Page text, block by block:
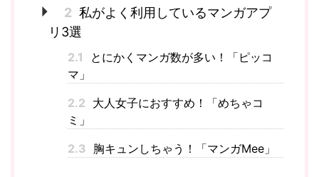
2 私がよく利用しているマンガアプ
リ3選
2.1
とにかくマンガ数が多い！「ピッコ
マ」
2.2 大人女子におすすめ！「めちゃコ
ミ」
2.3 胸キュンしちゃう！「マンガMee」